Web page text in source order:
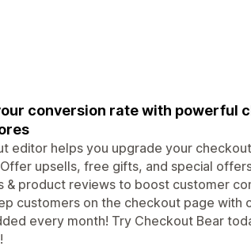
conversion rate with powerful
editor helps you upgrade your
upsells, free gifts, and special
& product reviews to boost customer
customers on the checkout page
every month! Try Checkout Bear